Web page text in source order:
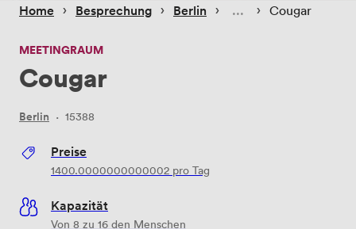
Home › Besprechung › Berlin › › Cougar
MEETINGRAUM
Cougar
Berlin · 15388
Preise
1400.0000000000002 pro Tag
Kapazität
Von 8 zu 16 den Menschen